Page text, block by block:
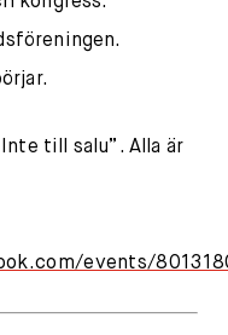
till salu”. Alla är
events/